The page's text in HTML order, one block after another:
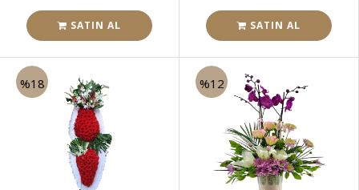
SATIN AL SATIN AL
%18 %12